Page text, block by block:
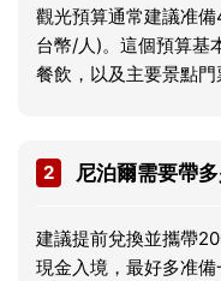
觀光預算通常建議准
台幣/人)。這個預算基
餐飲，以及主要景點門
2 尼泊爾需要帶
建議提前兌換並攜帶
現金入境，最好多准